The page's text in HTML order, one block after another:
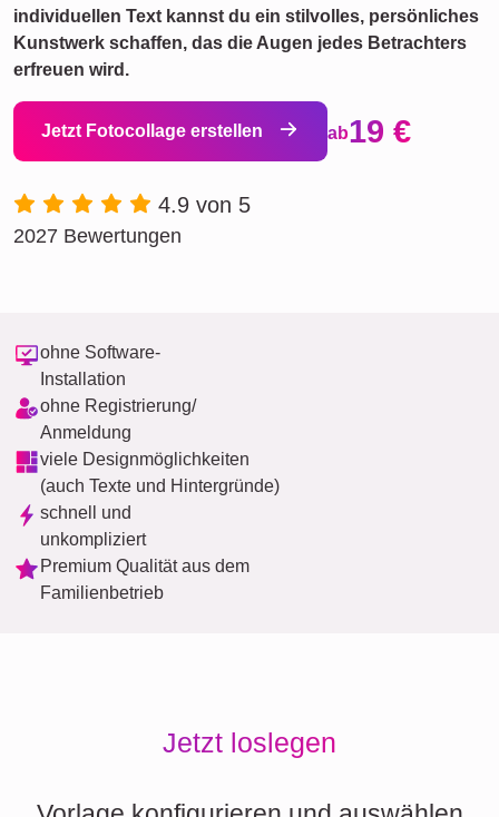
individuellen Text kannst du ein stilvolles, persönliches
Kunstwerk schaffen, das die Augen jedes Betrachters
erfreuen wird.
Jetzt Fotocollage erstellen ab19 €
4.9 von 5
2027 Bewertungen
ohne Software-
Installation
ohne Registrierung/
Anmeldung
viele Designmöglichkeiten
(auch Texte und Hintergründe)
schnell und
unkompliziert
Premium Qualität aus dem
Familienbetrieb
Jetzt loslegen